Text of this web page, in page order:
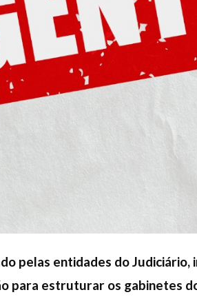
pelas entidades do Judiciário,
para estruturar os gabinetes